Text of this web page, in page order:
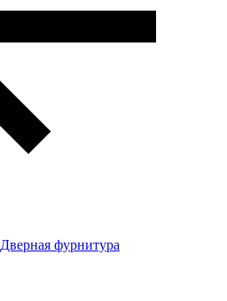
Дверная фурнитура